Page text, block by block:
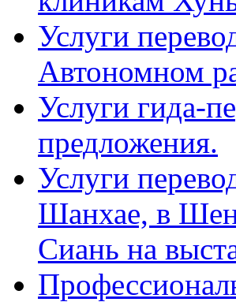
Услуги
Автономном
Услуги гида-
предложения.
Услуги
Шанхае, в
Сиань на